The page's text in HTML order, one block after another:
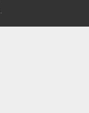
.